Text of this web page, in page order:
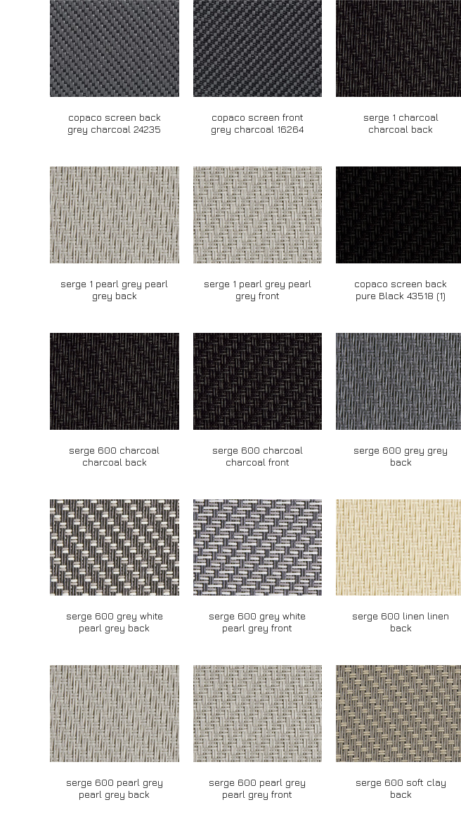
copaco screen back
grey charcoal 24235
copaco screen front
grey charcoal 16264
serge 1 charcoal
charcoal back
serge 1 pearl grey pearl
grey back
serge 1 pearl grey pearl
grey front
copaco screen back
pure Black 43518 (1)
serge 600 charcoal
charcoal back
serge 600 charcoal
charcoal front
serge 600 grey grey
back
serge 600 grey white
pearl grey back
serge 600 grey white
pearl grey front
serge 600 linen linen
back
serge 600 pearl grey
pearl grey back
serge 600 pearl grey
pearl grey front
serge 600 soft clay
back